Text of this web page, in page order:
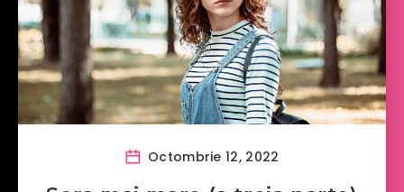
Octombrie 12, 2022